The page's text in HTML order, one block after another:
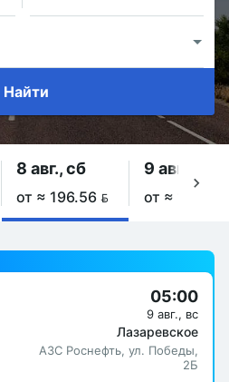
Найти
8 авг., сб
от ≈ 196.56 
9 авг., вс
от ≈ 196.56
05:00
9 авг., вс
Лазаревское
АЗС Роснефть, ул. Победы,
2Б